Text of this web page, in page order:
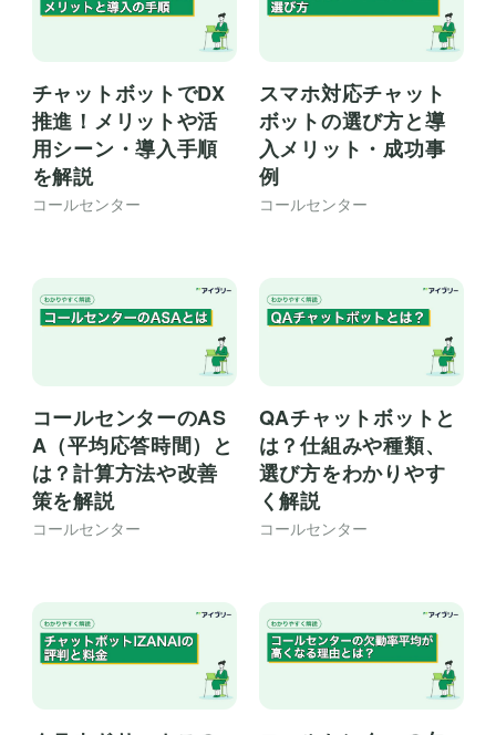
チャットボットでDX
推進！メリットや活
用シーン・導入手順
を解説
コールセンター
スマホ対応チャット
ボットの選び方と導
入メリット・成功事
例
コールセンター
コールセンターのAS
A（平均応答時間）と
は？計算方法や改善
策を解説
コールセンター
QAチャットボットと
は？仕組みや種類、
選び方をわかりやす
く解説
コールセンター